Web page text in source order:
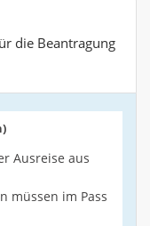
die Beantragung
Ausreise aus
müssen im Pass